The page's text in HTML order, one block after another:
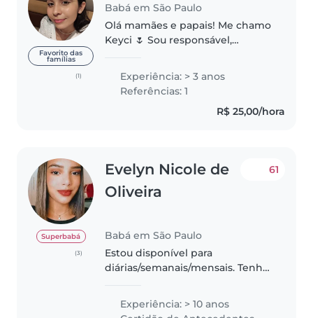
Favorito das
famílias
(1)
Babá em São Paulo
Olá mamães e papais! Me chamo
Keyci 🌷 Sou responsável,
acompanhar o ritmo dos
pequenos. (Sou a tia legal) Para
Experiência: > 3 anos
Referências: 1
R$ 25,00/hora
Superbabá
(3)
Evelyn Nicole de
Oliveira
Babá em São Paulo
61
Estou disponível para
diárias/semanais/mensais. Tenho
enfermagem do 7º semestre,
possuo curso de primeiros
Experiência: > 10 anos